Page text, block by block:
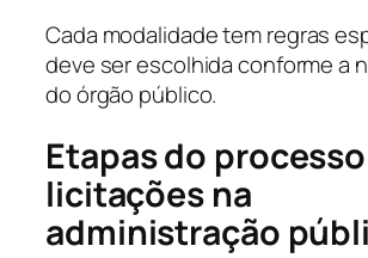
Cada modalidade tem regras
deve ser escolhida conforme a
do órgão público.
Etapas do
licitações na
administração